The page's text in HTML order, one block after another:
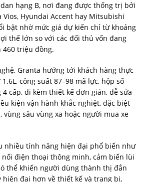
hạng B, nơi đang được thống trị bởi
Hyundai Accent hay Mitsubishi
bật nhờ mức giá dự kiến chỉ từ khoảng
thế lớn so với các đối thủ vốn đang
460 triệu đồng.
Granta hướng tới khách hàng thực
công suất 87–98 mã lực, hộp số
cấp, đi kèm thiết kế đơn giản, dễ sửa
kiện vận hành khắc nghiệt, đặc biệt
sâu vùng xa hoặc người mua xe
nhiều tính năng hiện đại phổ biến như
điện thoại thông minh, cảm biến lùi
thể khiến người dùng thành thị đắn
hiện đại hơn về thiết kế và trang bị,